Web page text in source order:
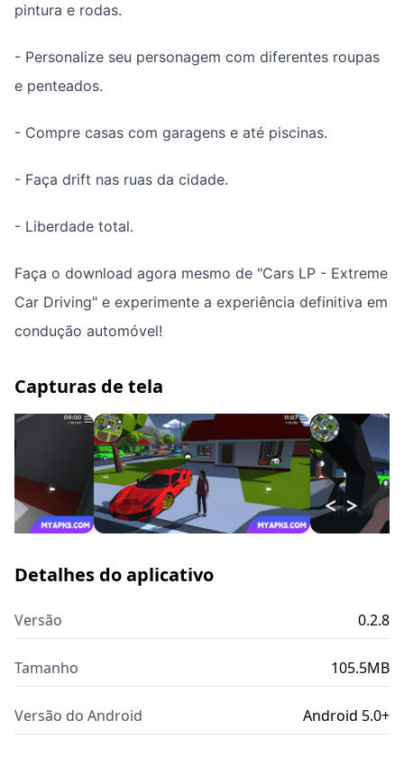
pintura e rodas.
- Personalize seu personagem com diferentes roupas
e penteados.
- Compre casas com garagens e até piscinas.
- Faça drift nas ruas da cidade.
- Liberdade total.
Faça o download agora mesmo de "Cars LP - Extreme
Car Driving" e experimente a experiência definitiva em
condução automóvel!
Capturas de tela
Detalhes do aplicativo
Versão 0.2.8
Tamanho 105.5MB
Versão do Android Android 5.0+